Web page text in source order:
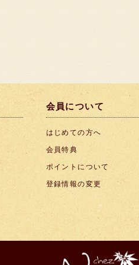
会員について
はじめての方へ
会員特典
ポイントについて
登録情報の変更